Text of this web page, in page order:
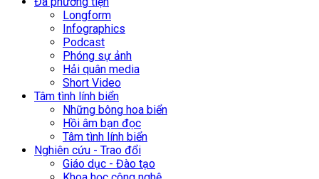
Longform
Infographics
Podcast
Phóng sự ảnh
Hải quân media
Short Video
Tâm tình lính biển
Những bông hoa biển
Hồi âm bạn đọc
Tâm tình lính biển
Nghiên cứu - Trao đổi
Giáo dục - Đào tạo